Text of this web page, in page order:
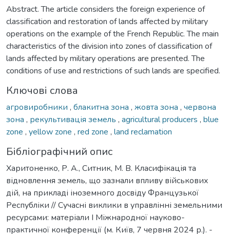
Abstract. The article considers the foreign experience of
classification and restoration of lands affected by military
operations on the example of the French Republic. The main
characteristics of the division into zones of classification of
lands affected by military operations are presented. The
conditions of use and restrictions of such lands are specified.
Ключові слова
агровиробники , блакитна зона , жовта зона , червона
зона , рекультивація земель , agricultural producers , blue
zone , yellow zone , red zone , land reclamation
Бібліографічний опис
Харитоненко, Р. А., Ситник, М. В. Класифікація та
відновлення земель, що зазнали впливу військових
дій, на прикладі іноземного досвіду Французької
Республіки // Сучасні виклики в управлінні земельними
ресурсами: матеріали І Міжнародної науково-
практичної конференції (м. Київ, 7 червня 2024 р.). -